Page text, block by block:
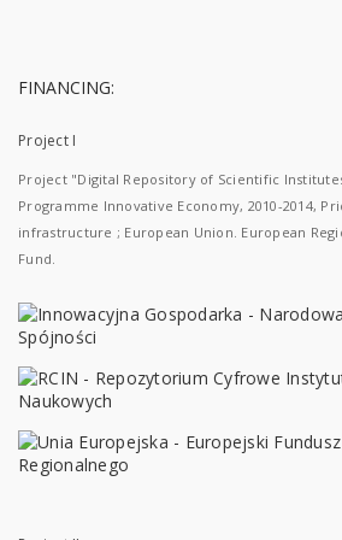
FINANCING:
Project I
Project "Digital Repository of Scientific
Programme Innovative Economy, 2010-2014,
infrastructure ; European Union. European
Fund.